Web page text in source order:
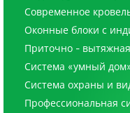
Современное
Оконные блоки с
Приточно -
Система «умный
Система охраны и
Профессиональная